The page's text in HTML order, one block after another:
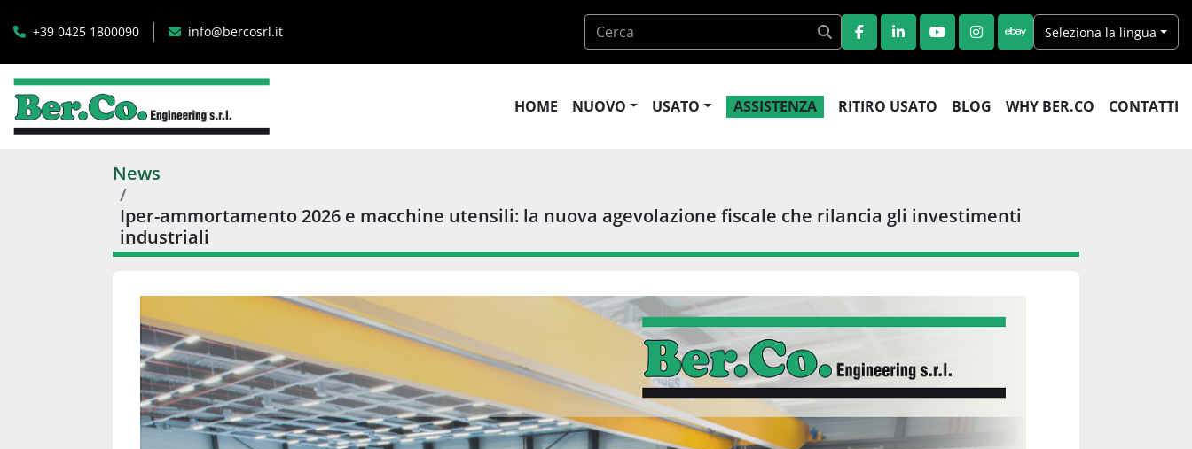
+39 0425 1800090 info@bercosrl.it FACEBOOK
LINKEDINYOUTUBEINSTAGRAM
EBAYSeleziona la lingua
HOME NUOVO USATO ASSISTENZA RITIRO USATO BLOG WHY BER.CO CONTATTI
News
Iper-ammortamento 2026 e macchine utensili: la nuova agevolazione fiscale che rilancia gli investimenti
industriali